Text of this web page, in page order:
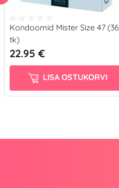
Kondoomid Mister Size 47 (36
tk)
22.95 €
LISA OSTUKORVI